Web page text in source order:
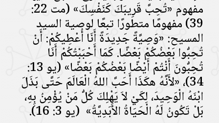
مفهوم «تُحِبَّ قَرِيبَكَ كَنَفْسِكَ» (مت 22:
39) مفهومًا متطورًا تبعًا لوصية السيد
المسيح: «وَصِيَّةً جَدِيدَةً أَنَا أُعْطِيكُمْ: أَنْ
تُحِبُّوا بَعْضُكُمْ بَعْضًا. كَمَا أَحْبَبْتُكُمْ أَنَا
تُحِبُّونَ أَنْتُمْ أَيْضًا بَعْضُكُمْ بَعْضًا» (يو 13:
34)، «لأَنَّهُ هكَذَا أَحَبَّ اللهُ الْعَالَمَ حَتَّى بَذَلَ
ابْنَهُ الْوَحِيدَ، لِكَيْ لاَ يَهْلِكَ كُلُّ مَنْ يُؤْمِنُ بِهِ،
بَلْ تَكُونُ لَهُ الْحَيَاةُ الأَبَدِيَّةُ» (يو 3: 16).